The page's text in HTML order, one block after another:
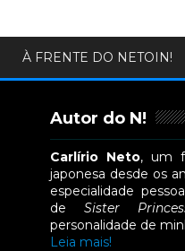
À FRENTE DO NETOIN!
Autor do N!
Carlírio Neto, um
japonesa desde os
especialidade
deSister
personalidade de
Leia mais!